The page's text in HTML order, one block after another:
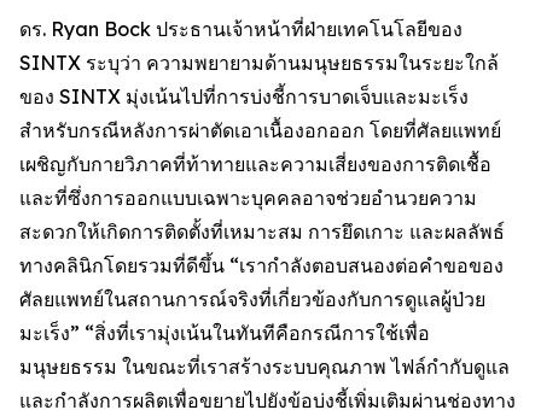
ดร. Ryan Bock ประธานเจ้าหน้าที่ฝ่ายเทคโนโลยีของ
SINTX ระบุว่า ความพยายามด้านมนุษยธรรมในระยะใกล้
ของ SINTX มุ่งเน้นไปที่การบ่งชี้การบาดเจ็บและมะเร็ง
สำหรับกรณีหลังการผ่าตัดเอาเนื้องอกออก โดยที่ศัลยแพทย์
เผชิญกับกายวิภาคที่ท้าทายและความเสี่ยงของการติดเชื้อ
และที่ซึ่งการออกแบบเฉพาะบุคคลอาจช่วยอำนวยความ
สะดวกให้เกิดการติดตั้งที่เหมาะสม การยึดเกาะ และผลลัพธ์
ทางคลินิกโดยรวมที่ดีขึ้น “เรากำลังตอบสนองต่อคำขอของ
ศัลยแพทย์ในสถานการณ์จริงที่เกี่ยวข้องกับการดูแลผู้ป่วย
มะเร็ง” “สิ่งที่เรามุ่งเน้นในทันทีคือกรณีการใช้เพื่อ
มนุษยธรรม ในขณะที่เราสร้างระบบคุณภาพ ไฟล์กำกับดูแล
และกำลังการผลิตเพื่อขยายไปยังข้อบ่งชี้เพิ่มเติมผ่านช่องทาง